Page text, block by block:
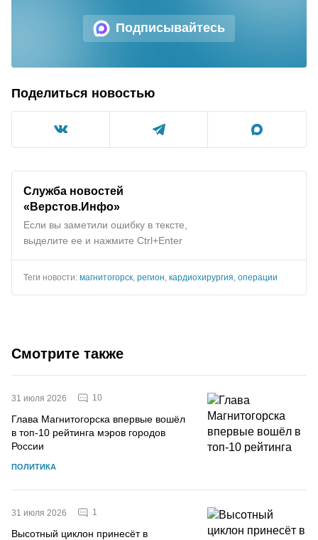
Подписывайтесь
Поделиться новостью
Служба новостей
«Верстов.Инфо»
Если вы заметили ошибку в тексте,
выделите ее и нажмите Ctrl+Enter
Теги новости: магнитогорск регион кардиохирургия операции
Смотрите также
31 июля 2026 10
Глава Магнитогорска впервые вошёл
в топ-10 рейтинга мэров городов
России
ПОЛИТИКА
31 июля 2026 1
Высотный циклон принесёт в